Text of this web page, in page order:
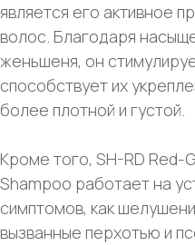
является его активное
волос. Благодаря
женьшеня, он
способствует их
более плотной и густой.
Кроме того, SH-RD
Shampoo работает на
симптомов, как
вызванные перхотью и